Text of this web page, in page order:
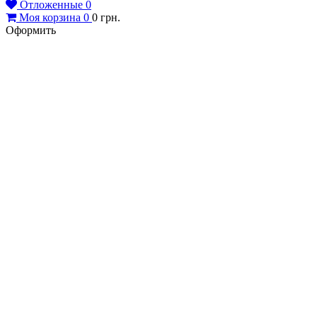
Отложенные 0
Моя корзина 0 0 грн.
Оформить